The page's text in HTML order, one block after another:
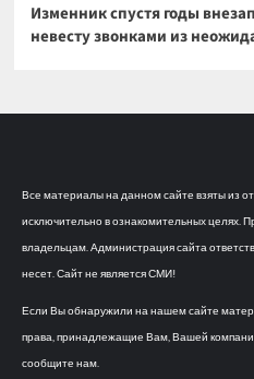
Изменник спустя годы
невесту звонками из
Все материалы на данном сайте взяты из
исключительно в ознакомительных целях.
владельцам. Администрация сайта
несет. Сайт не является СМИ!
Если Вы обнаружили на нашем сайте
права, принадлежащие Вам, Вашей
сообщите нам.